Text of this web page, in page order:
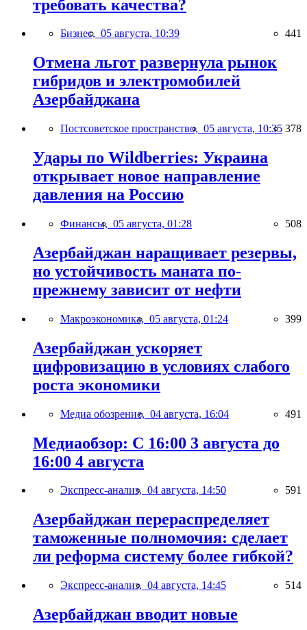
требовать качества?
Бизнес, 05 августа, 10:39 441
Отмена льгот развернула рынок
гибридов и электромобилей
Азербайджана
Постсоветское пространство, 05 августа, 10:35 378
Удары по Wildberries: Украина
открывает новое направление
давления на Россию
Финансы, 05 августа, 01:28 508
Азербайджан наращивает резервы,
но устойчивость маната по-
прежнему зависит от нефти
Макроэкономика, 05 августа, 01:24 399
Азербайджан ускоряет
цифровизацию в условиях слабого
роста экономики
Медиа обозрение, 04 августа, 16:04 491
Медиаобзор: С 16:00 3 августа до
16:00 4 августа
Экспресс-анализ, 04 августа, 14:50 591
Азербайджан перераспределяет
таможенные полномочия: сделает
ли реформа систему более гибкой?
Экспресс-анализ, 04 августа, 14:45 514
Азербайджан вводит новые